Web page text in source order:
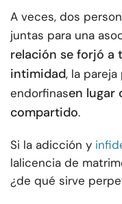
A veces, dos
juntas para una
relación se forjó a
intimidad, la
endorfinasen lugar
compartido.
Si la adicción y
lalicencia de
¿de qué sirve